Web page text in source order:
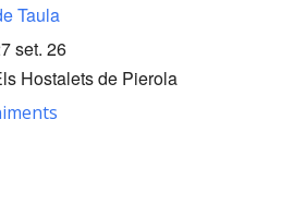
Taula
set. 26
Hostalets de Pierola